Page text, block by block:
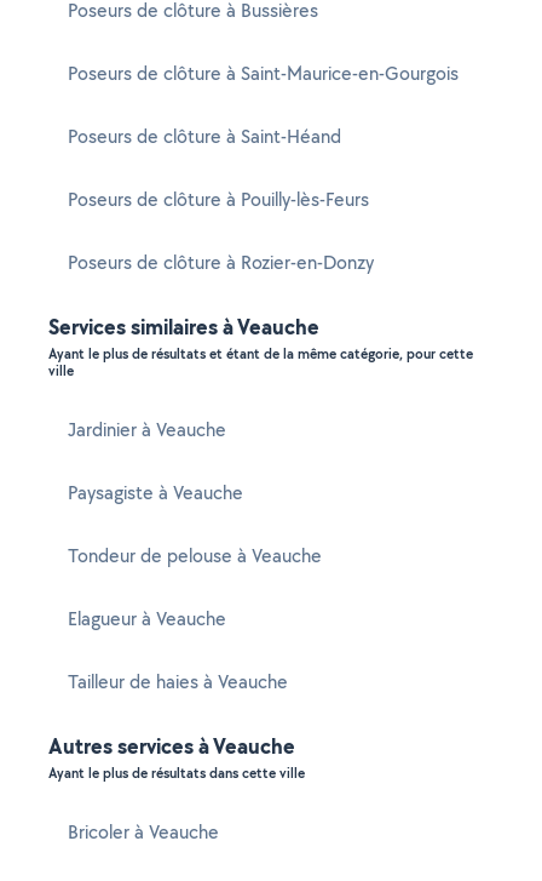
Poseurs de clôture à Bussières
Poseurs de clôture à Saint-Maurice-en-Gourgois
Poseurs de clôture à Saint-Héand
Poseurs de clôture à Pouilly-lès-Feurs
Poseurs de clôture à Rozier-en-Donzy
Services similaires à Veauche
Ayant le plus de résultats et étant de la même catégorie, pour cette
ville
Jardinier à Veauche
Paysagiste à Veauche
Tondeur de pelouse à Veauche
Elagueur à Veauche
Tailleur de haies à Veauche
Autres services à Veauche
Ayant le plus de résultats dans cette ville
Bricoler à Veauche